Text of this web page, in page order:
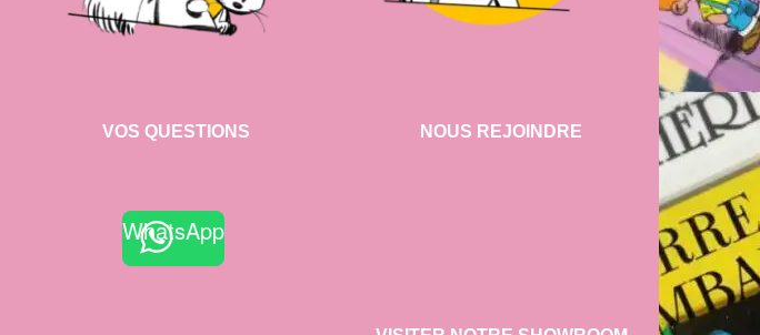
VOS QUESTIONS
WhatsApp
NOUS REJOINDRE